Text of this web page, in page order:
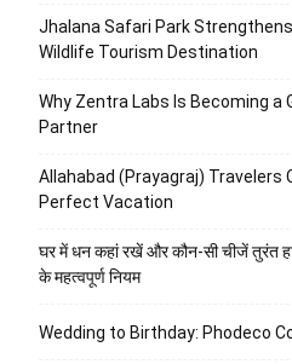
Jhalana Safari Park
Wildlife Tourism Destination
Why Zentra Labs Is Becoming a
Partner
Allahabad (Prayagraj) Travelers
Perfect Vacation
घर में धन कहां रखें और कौन-सी चीजें तुरंत
के महत्वपूर्ण नियम
Wedding to Birthday: Phodeco